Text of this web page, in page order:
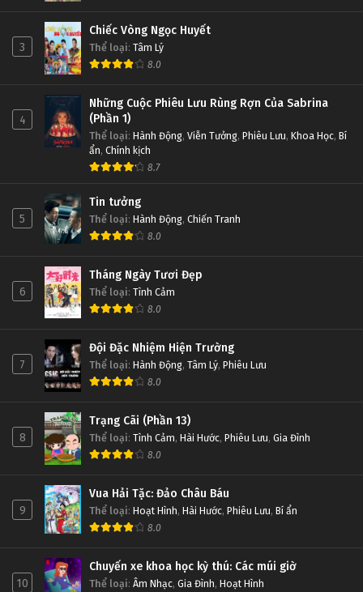
3
Chiếc Vòng Ngọc Huyết
Thể loại: Tâm Lý
8.0
4
Những Cuộc Phiêu Lưu Rùng Rợn Của Sabrina
(Phần 1)
Thể loại: Hành Động, Viễn Tưởng, Phiêu Lưu, Khoa Học, Bí
ẩn, Chính kịch
8.7
5
Tin tưởng
Thể loại: Hành Động, Chiến Tranh
8.0
6
Tháng Ngày Tươi Đẹp
Thể loại: Tình Cảm
8.0
7
Đội Đặc Nhiệm Hiện Trường
Thể loại: Hành Động, Tâm Lý, Phiêu Lưu
8.0
8
Trạng Cãi (Phần 13)
Thể loại: Tình Cảm, Hài Hước, Phiêu Lưu, Gia Đình
8.0
9
Vua Hải Tặc: Đảo Châu Báu
Thể loại: Hoạt Hình, Hài Hước, Phiêu Lưu, Bí ẩn
8.0
10
Chuyến xe khoa học kỳ thú: Các múi giờ
Thể loại: Âm Nhạc, Gia Đình, Hoạt Hình